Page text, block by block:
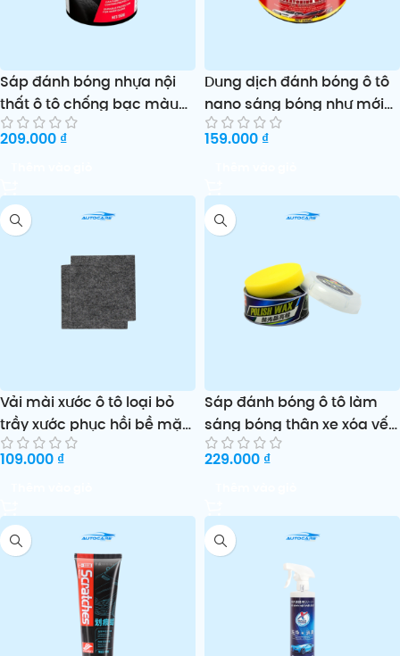
Sáp đánh bóng nhựa nội
thất ô tô chống bạc màu
KineShineX
209.000 ₫
Dung dịch đánh bóng ô tô
nano sáng bóng như mới
KineShineX
159.000 ₫
Vải mài xước ô tô loại bỏ
trầy xước phục hồi bề mặt
sơn Mc.P.P
109.000 ₫
Sáp đánh bóng ô tô làm
sáng bóng thân xe xóa vết
xước nhẹ HaoShun
229.000 ₫